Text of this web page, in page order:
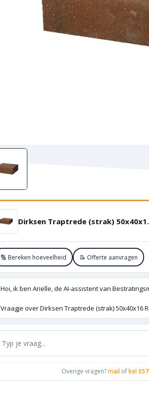
Dirksen
🔢 Bereken hoeveelheid 📝 Offerte aanvragen
Hoi, ik ben Arielle, de AI-assistent van
Vraagje over Dirksen Traptrede (strak) 50x40x16
Overige vragen?mail ofbel